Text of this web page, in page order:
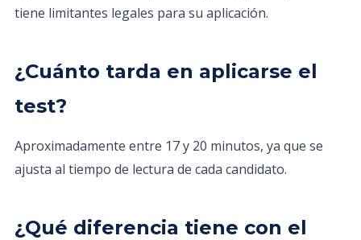
tiene limitantes legales para su aplicación.
¿Cuánto tarda en aplicarse el
test?
Aproximadamente entre 17 y 20 minutos, ya que se
ajusta al tiempo de lectura de cada candidato.
¿Qué diferencia tiene con el